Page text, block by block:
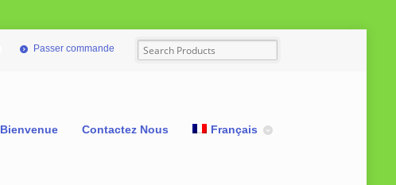
Passer commande
Bienvenue Contactez Nous Français